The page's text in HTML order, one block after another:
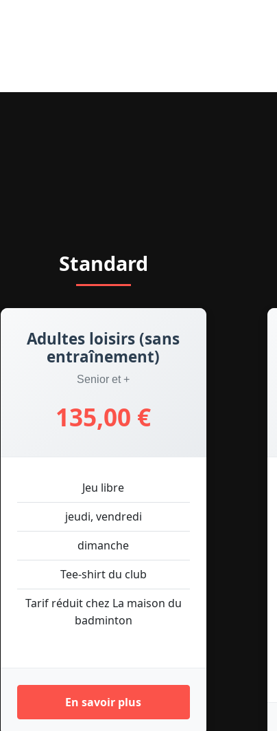
Standard
Adultes loisirs (sans
entraînement)
Senior et +
135,00 €
Jeu libre
jeudi, vendredi
dimanche
Tee-shirt du club
Tarif réduit chez La maison du
badminton
En savoir plus